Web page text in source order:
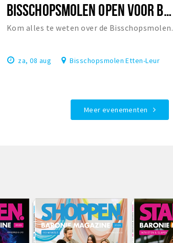
BISSCHOPSMOLEN OPEN VOOR BEZOEK
Kom alles te weten over de Bisschopsmolen.
za, 08 aug Bisschopsmolen Etten-Leur
Meer evenementen